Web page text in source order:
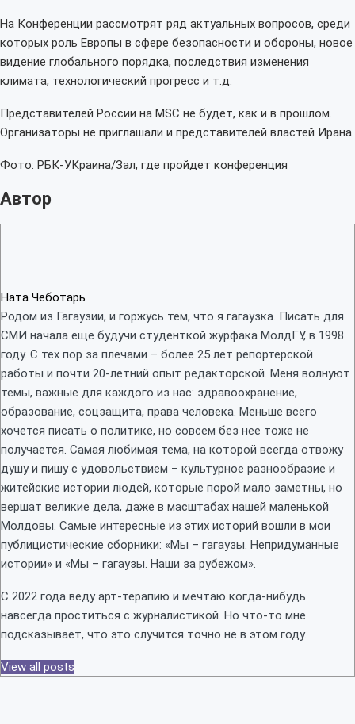
На Конференции рассмотрят ряд актуальных вопросов, среди
которых роль Европы в сфере безопасности и обороны, новое
видение глобального порядка, последствия изменения
климата, технологический прогресс и т.д.
Представителей России на MSC не будет, как и в прошлом.
Организаторы не приглашали и представителей властей Ирана.
Фото: РБК-УКраина/Зал, где пройдет конференция
Автор
Ната Чеботарь
Родом из Гагаузии, и горжусь тем, что я гагаузка. Писать для
СМИ начала еще будучи студенткой журфака МолдГУ, в 1998
году. С тех пор за плечами – более 25 лет репортерской
работы и почти 20-летний опыт редакторской. Меня волнуют
темы, важные для каждого из нас: здравоохранение,
образование, соцзащита, права человека. Меньше всего
хочется писать о политике, но совсем без нее тоже не
получается. Самая любимая тема, на которой всегда отвожу
душу и пишу с удовольствием – культурное разнообразие и
житейские истории людей, которые порой мало заметны, но
вершат великие дела, даже в масштабах нашей маленькой
Молдовы. Самые интересные из этих историй вошли в мои
публицистические сборники: «Мы – гагаузы. Непридуманные
истории» и «Мы – гагаузы. Наши за рубежом».
С 2022 года веду арт-терапию и мечтаю когда-нибудь
навсегда проститься с журналистикой. Но что-то мне
подсказывает, что это случится точно не в этом году.
View all posts